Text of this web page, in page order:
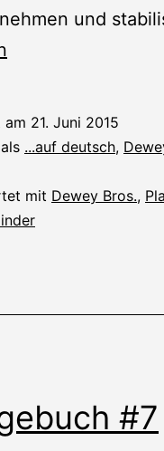
und
am 21. Juni 2015
...auf deutsch,
mit Dewey Bros.,
#7